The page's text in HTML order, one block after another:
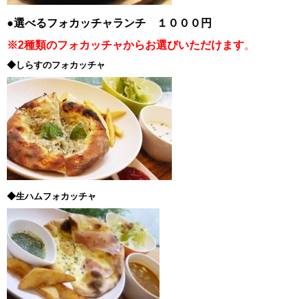
●選べるフォカッチャランチ １０００円
※2種類のフォカッチャからお選びいただけます。
◆しらすのフォカッチャ
◆生ハムフォカッチャ